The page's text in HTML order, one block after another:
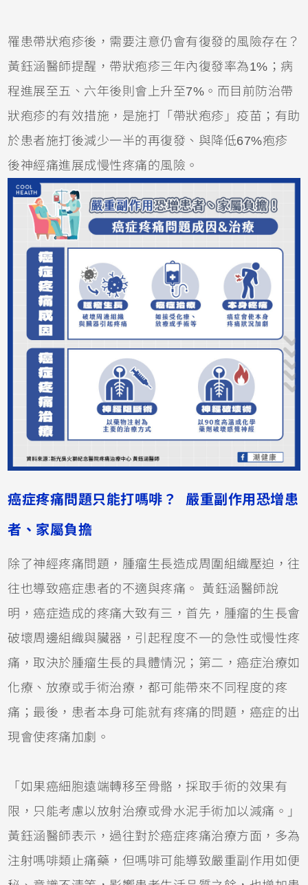
罹患帶狀疱疹後，需要注意仍會有復發的風險存在？
黃鈺涵醫師提醒，帶狀疱疹三年內復發率為1%；病
程進展至五、六年後則會上升至7%。而目前防治帶
狀疱疹的有效措施，是施打「帶狀疱疹」疫苗；有助
於患者施打後減少一半的再復發、與降低67%疱疹
後神經痛進展成慢性疼痛的風險。
癌症疼痛問題只能打嗎啡？ 嚴重副作用恐增患
者、家屬負擔
除了神經疼痛問題，腫瘤生長造成周圍組織壓迫，往
往也導致癌症患者的不適與疼痛。 黃鈺涵醫師說
明，癌症造成的疼痛大致有三，首先，腫瘤的生長會
破壞周邊組織與臟器，引起程度不一的急性或慢性疼
痛，取決於腫瘤生長的具體情況；第二，癌症治療如
化療、放療或手術治療，都可能帶來不同程度的疼
痛；最後，患者本身可能就有疼痛的問題，癌症的出
現會使疼痛加劇。
「如果癌細胞遠端轉移至骨骼，採取手術的效果有
限，只能考慮以放射治療或骨水泥手術加以減痛。」
黃鈺涵醫師表示，過往對於癌症疼痛治療方面，多為
注射嗎啡類止痛藥，但嗎啡可能導致嚴重副作用如便